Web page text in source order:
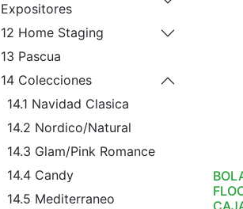
Expositores
12 Home Staging
13 Pascua
14 Colecciones
14.1 Navidad Clasica
14.2 Nordico/Natural
14.3 Glam/Pink Romance
14.4 Candy
14.5 Mediterraneo
of
Box |